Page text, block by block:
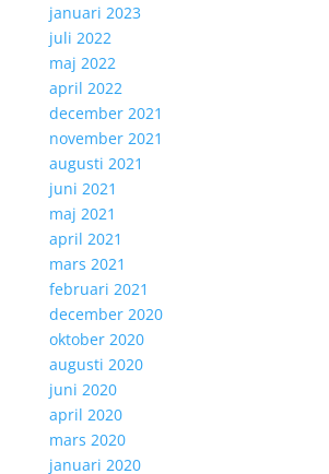
januari 2023
juli 2022
maj 2022
april 2022
december 2021
november 2021
augusti 2021
juni 2021
maj 2021
april 2021
mars 2021
februari 2021
december 2020
oktober 2020
augusti 2020
juni 2020
april 2020
mars 2020
januari 2020